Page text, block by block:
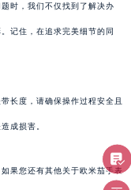
时，我们不仅找到了解决办
记住，在追求完美细节的同
长度，请确保操作过程安全且
成损害。
果您还有其他关于欧米茄手表